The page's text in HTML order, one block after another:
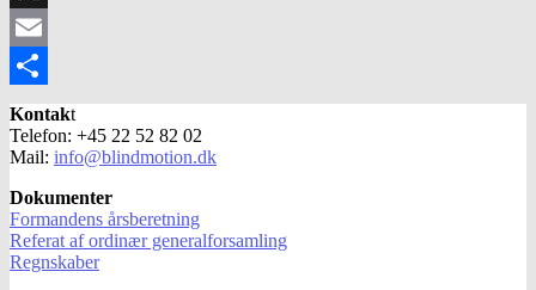
X
Email
Share
Kontakt
Telefon: +45 22 52 82 02
Mail: info@blindmotion.dk
Dokumenter
Formandens årsberetning
Referat af ordinær generalforsamling
Regnskaber